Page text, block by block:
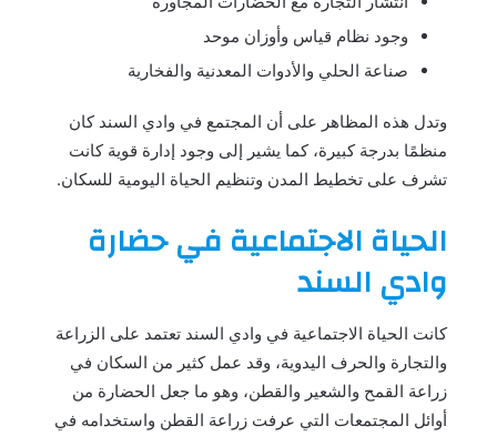
وجود نظام قياس وأوزان موحد
صناعة الحلي والأدوات المعدنية والفخارية
وتدل هذه المظاهر على أن المجتمع في وادي السند كان
منظمًا بدرجة كبيرة، كما يشير إلى وجود إدارة قوية كانت
تشرف على تخطيط المدن وتنظيم الحياة اليومية للسكان.
الحياة الاجتماعية في حضارة
وادي السند
كانت الحياة الاجتماعية في وادي السند تعتمد على الزراعة
والتجارة والحرف اليدوية، وقد عمل كثير من السكان في
زراعة القمح والشعير والقطن، وهو ما جعل الحضارة من
أوائل المجتمعات التي عرفت زراعة القطن واستخدامه في